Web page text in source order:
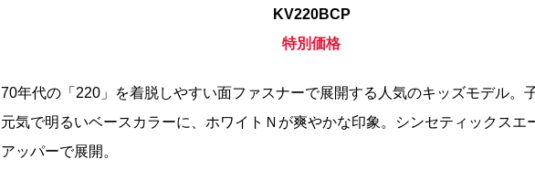
KV220BCP
特別価格
70年代の「220」を着脱しやすい面ファスナーで展開する人気のキッズモデル。
元気で明るいベースカラーに、ホワイトＮが爽やかな印象。シンセティックスエ
アッパーで展開。